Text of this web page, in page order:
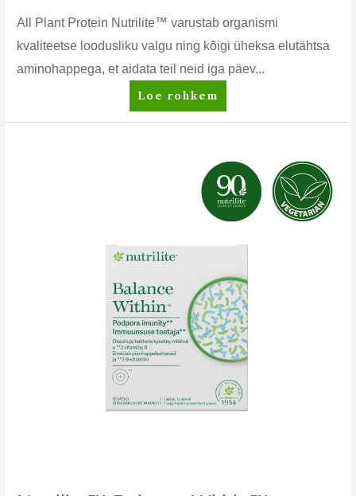
All Plant Protein Nutrilite™ varustab organismi
kvaliteetse loodusliku valgu ning kõigi üheksa elutähtsa
aminohappega, et aidata teil neid iga päev...
Nutrilite™
All
Loe rohkem